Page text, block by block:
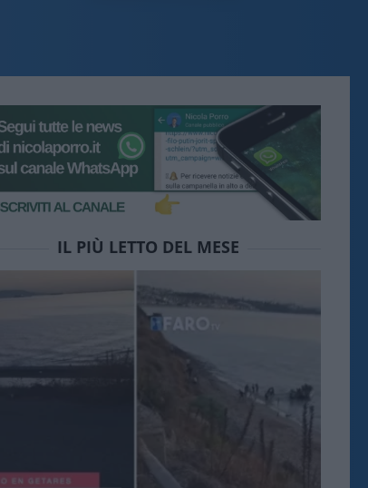
IL PIÙ LETTO DEL MESE